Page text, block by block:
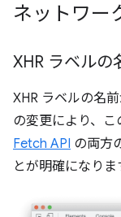
ネットワー
XHR ラベルの
XHR ラベルの名
の変更により、こ
Fetch API の両方
とが明確になりま